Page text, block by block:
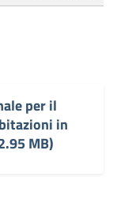
per il
in
MB)